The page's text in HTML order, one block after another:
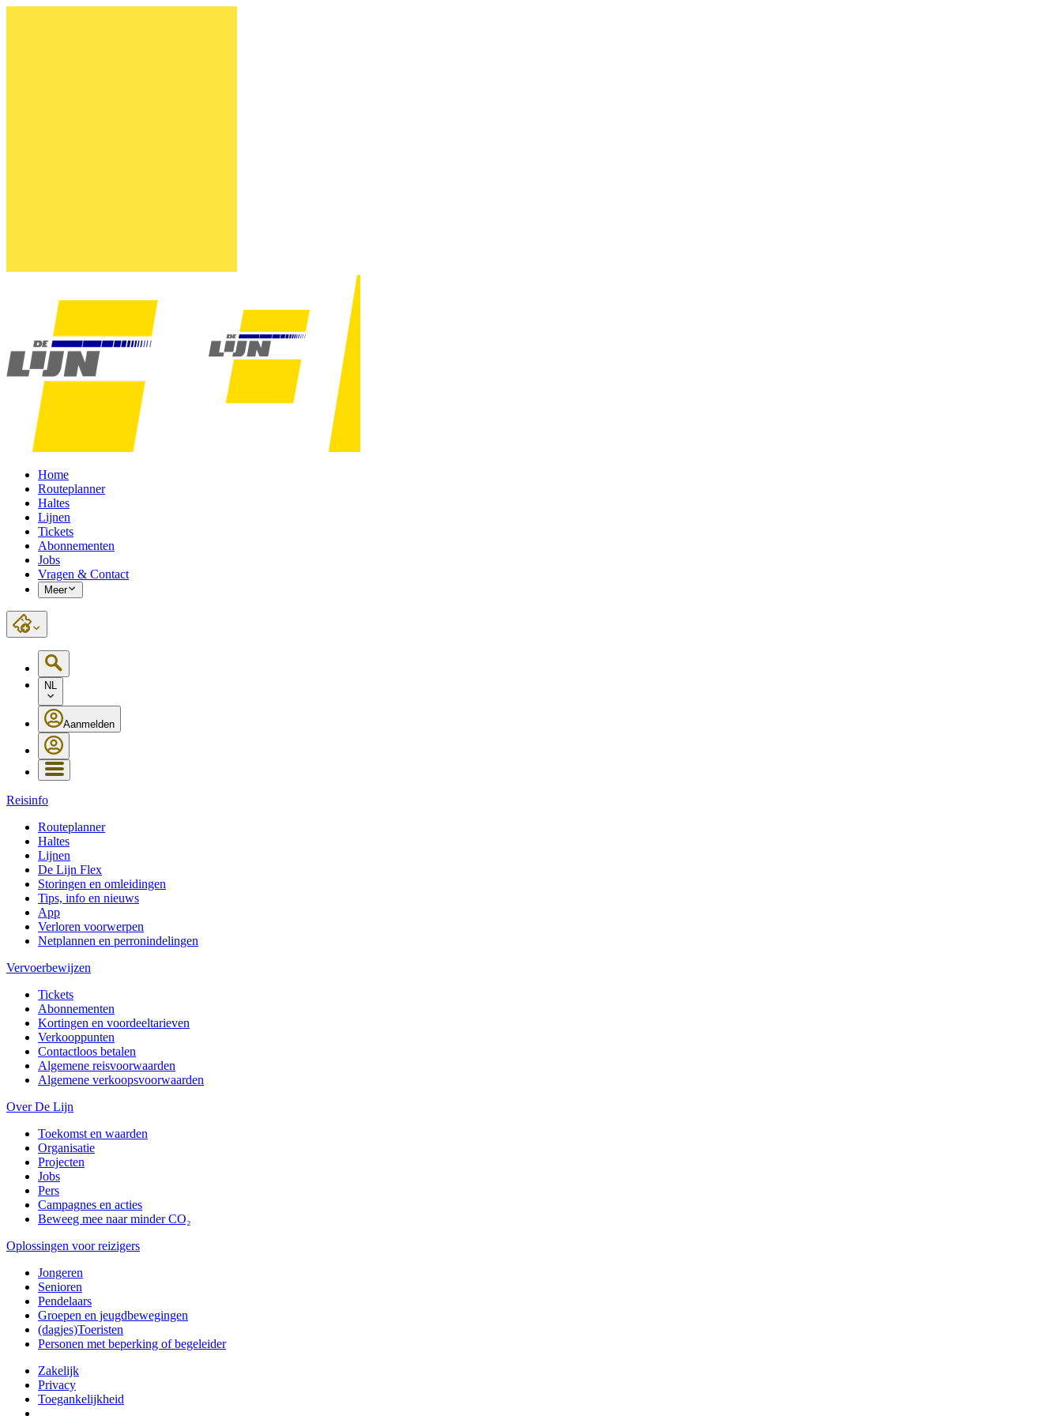
Home
Routeplanner
Haltes
Lijnen
Tickets
Abonnementen
Jobs
Vragen & Contact
Meer
NL
Aanmelden
Reisinfo
Routeplanner
Haltes
Lijnen
De Lijn Flex
Storingen en omleidingen
Tips, info en nieuws
App
Verloren voorwerpen
Netplannen en perronindelingen
Vervoerbewijzen
Tickets
Abonnementen
Kortingen en voordeeltarieven
Verkooppunten
Contactloos betalen
Algemene reisvoorwaarden
Algemene verkoopsvoorwaarden
Over De Lijn
Toekomst en waarden
Organisatie
Projecten
Jobs
Pers
Campagnes en acties
Beweeg mee naar minder CO₂
Oplossingen voor reizigers
Jongeren
Senioren
Pendelaars
Groepen en jeugdbewegingen
(dagjes)Toeristen
Personen met beperking of begeleider
Zakelijk
Privacy
Toegankelijkheid